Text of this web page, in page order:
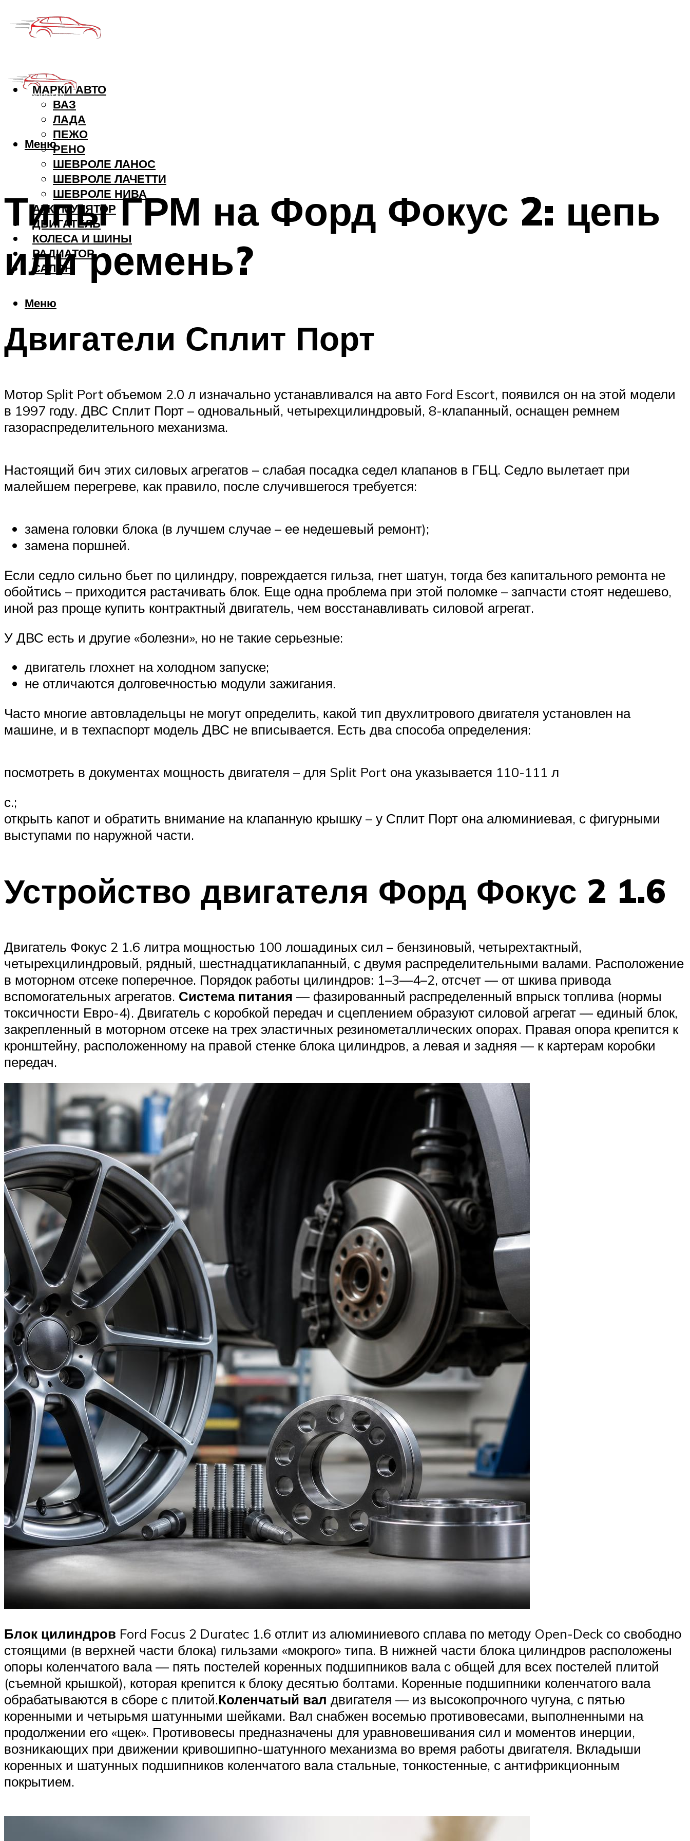
МАРКИ АВТО
ВАЗ
ЛАДА
ПЕЖО
РЕНО
ШЕВРОЛЕ ЛАНОС
ШЕВРОЛЕ ЛАЧЕТТИ
ШЕВРОЛЕ НИВА
АККУМУЛЯТОР
ДВИГАТЕЛЬ
КОЛЕСА И ШИНЫ
РАДИАТОР
САЛОН
Меню
Меню
Типы ГРМ на Форд Фокус 2: цепь
или ремень?
Двигатели Сплит Порт
Мотор Split Port объемом 2.0 л изначально устанавливался на авто Ford Escort, появился он на этой модели
в 1997 году. ДВС Сплит Порт – одновальный, четырехцилиндровый, 8-клапанный, оснащен ремнем
газораспределительного механизма.
Настоящий бич этих силовых агрегатов – слабая посадка седел клапанов в ГБЦ. Седло вылетает при
малейшем перегреве, как правило, после случившегося требуется:
замена головки блока (в лучшем случае – ее недешевый ремонт);
замена поршней.
Если седло сильно бьет по цилиндру, повреждается гильза, гнет шатун, тогда без капитального ремонта не
обойтись – приходится растачивать блок. Еще одна проблема при этой поломке – запчасти стоят недешево,
иной раз проще купить контрактный двигатель, чем восстанавливать силовой агрегат.
У ДВС есть и другие «болезни», но не такие серьезные:
двигатель глохнет на холодном запуске;
не отличаются долговечностью модули зажигания.
Часто многие автовладельцы не могут определить, какой тип двухлитрового двигателя установлен на
машине, и в техпаспорт модель ДВС не вписывается. Есть два способа определения:
посмотреть в документах мощность двигателя – для Split Port она указывается 110-111 л
с.;
открыть капот и обратить внимание на клапанную крышку – у Сплит Порт она алюминиевая, с фигурными
выступами по наружной части.
Устройство двигателя Форд Фокус 2 1.6
Двигатель Фокус 2 1.6 литра мощностью 100 лошадиных сил – бензиновый, четырехтактный,
четырехцилиндровый, рядный, шестнадцатиклапанный, с двумя распределительными валами. Расположение
в моторном отсеке поперечное. Порядок работы цилиндров: 1–3—4–2, отсчет — от шкива привода
вспомогательных агрегатов. Система питания — фазированный распределенный впрыск топлива (нормы
токсичности Евро-4). Двигатель с коробкой передач и сцеплением образуют силовой агрегат — единый блок,
закрепленный в моторном отсеке на трех эластичных резинометаллических опорах. Правая опора крепится к
кронштейну, расположенному на правой стенке блока цилиндров, а левая и задняя — к картерам коробки
передач.
Блок цилиндров Ford Focus 2 Duratec 1.6 отлит из алюминиевого сплава по методу Open-Deck со свободно
стоящими (в верхней части блока) гильзами «мокрого» типа. В нижней части блока цилиндров расположены
опоры коленчатого вала — пять постелей коренных подшипников вала с общей для всех постелей плитой
(съемной крышкой), которая крепится к блоку десятью болтами. Коренные подшипники коленчатого вала
обрабатываются в сборе с плитой.Коленчатый вал двигателя — из высокопрочного чугуна, с пятью
коренными и четырьмя шатунными шейками. Вал снабжен восемью противовесами, выполненными на
продолжении его «щек». Противовесы предназначены для уравновешивания сил и моментов инерции,
возникающих при движении кривошипно-шатунного механизма во время работы двигателя. Вкладыши
коренных и шатунных подшипников коленчатого вала стальные, тонкостенные, с антифрикционным
покрытием.